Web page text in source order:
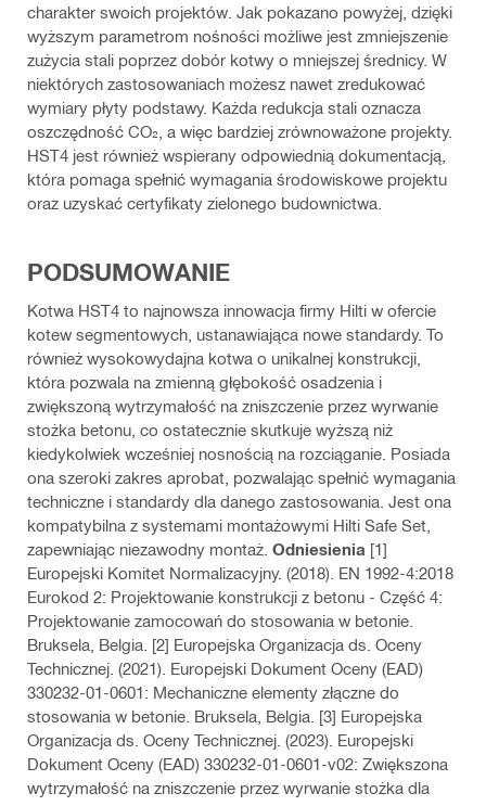
charakter swoich projektów. Jak pokazano powyżej, dzięki
wyższym parametrom nośności możliwe jest zmniejszenie
zużycia stali poprzez dobór kotwy o mniejszej średnicy. W
niektórych zastosowaniach możesz nawet zredukować
wymiary płyty podstawy. Każda redukcja stali oznacza
oszczędność CO₂, a więc bardziej zrównoważone projekty.
HST4 jest również wspierany odpowiednią dokumentacją,
która pomaga spełnić wymagania środowiskowe projektu
oraz uzyskać certyfikaty zielonego budownictwa.
PODSUMOWANIE
Kotwa HST4 to najnowsza innowacja firmy Hilti w ofercie
kotew segmentowych, ustanawiająca nowe standardy. To
również wysokowydajna kotwa o unikalnej konstrukcji,
która pozwala na zmienną głębokość osadzenia i
zwiększoną wytrzymałość na zniszczenie przez wyrwanie
stożka betonu, co ostatecznie skutkuje wyższą niż
kiedykolwiek wcześniej nosnością na rozciąganie. Posiada
ona szeroki zakres aprobat, pozwalając spełnić wymagania
techniczne i standardy dla danego zastosowania. Jest ona
kompatybilna z systemami montażowymi Hilti Safe Set,
zapewniając niezawodny montaż. Odniesienia [1]
Europejski Komitet Normalizacyjny. (2018). EN 1992-4:2018
Eurokod 2: Projektowanie konstrukcji z betonu - Część 4:
Projektowanie zamocowań do stosowania w betonie.
Bruksela, Belgia. [2] Europejska Organizacja ds. Oceny
Technicznej. (2021). Europejski Dokument Oceny (EAD)
330232-01-0601: Mechaniczne elementy złączne do
stosowania w betonie. Bruksela, Belgia. [3] Europejska
Organizacja ds. Oceny Technicznej. (2023). Europejski
Dokument Oceny (EAD) 330232-01-0601-v02: Zwiększona
wytrzymałość na zniszczenie przez wyrwanie stożka dla